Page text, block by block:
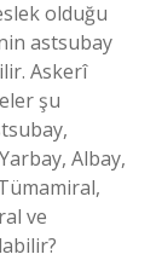
olduğu
astsubay
Askerî
şu
Albay,
ve